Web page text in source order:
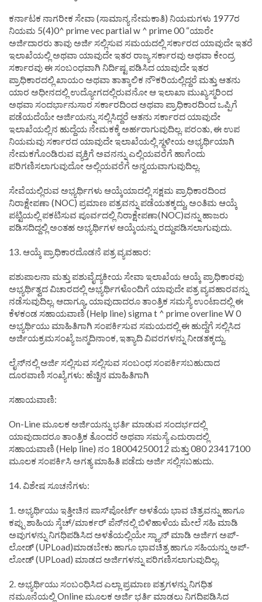
ಕರ್ನಾಟಕ ನಾಗರೀಕ ಸೇವಾ (ಸಾಮಾನ್ಯ ನೇಮಕಾತಿ) ನಿಯಮಗಳು 1977ರ
ನಿಯಮ 5(4)0^ prime vec partial w ^ prime 00 “ಯಾರೇ
ಅರ್ಜಿದಾರರು ತಾವು ಅರ್ಜಿ ಸಲ್ಲಿಸುವ ಸಮಯದಲ್ಲಿ ಸರ್ಕಾರದ ಯಾವುದೇ ಇತರೆ
ಇಲಾಖೆಯಲ್ಲಿ ಅಥವಾ ಯಾವುದೇ ಇತರ ರಾಜ್ಯ ಸರ್ಕಾರವು ಅಥವಾ ಕೇಂದ್ರ
ಸರ್ಕಾರವು ಈ ಸಂಬಂಧವಾಗಿ ನಿರ್ದಿಷ್ಟ ಪಡಿಸಿದ ಯಾವುದೇ ಇತರ
ಪ್ರಾಧಿಕಾರದಲ್ಲಿ ಖಾಯಂ ಅಥವಾ ತಾತ್ಕಾಲಿಕ ನೌಕರಿಯಲ್ಲಿದ್ದರೆ ಮತ್ತು ಆತನು
ಯಾರ ಅಧೀನದಲ್ಲಿ ಉದ್ಯೋಗದಲ್ಲಿರುವನೋ ಆ ಇಲಾಖಾ ಮುಖ್ಯಸ್ಮರಿಂದ
ಅಥವಾ ಸಂದರ್ಭಾನುಸಾರ ಸರ್ಕಾರದಿಂದ ಅಥವಾ ಪ್ರಾಧಿಕಾರದಿಂದ ಒಪ್ಪಿಗೆ
ಪಡೆಯದೆಯೇ ಅರ್ಜಿಯನ್ನು ಸಲ್ಲಿಸಿದ್ದರೆ ಆತನು ಸರ್ಕಾರದ ಯಾವುದೇ
ಇಲಾಖೆಯಲ್ಲಿನ ಹುದ್ದೆಯ ನೇಮಕಕ್ಕೆ ಅರ್ಹರಾಗುವುದಿಲ್ಲ. ಪರಂತು, ಈ ಉಪ
ನಿಯಮವು ಸರ್ಕಾರದ ಯಾವುದೇ ಇಲಾಖೆಯಲ್ಲಿ ಸ್ಥಳೀಯ ಅಭ್ಯರ್ಥಿಯಾಗಿ
ನೇಮಕಗೊಂಡಿರುವ ವ್ಯಕ್ತಿಗೆ ಅವನನ್ನು ಎಲ್ಲಿಯವರೆಗೆ ಹಾಗೆಂದು
ಪರಿಗಣಿಸಲಾಗುವುದೋ ಅಲ್ಲಿಯವರೆಗೆ ಅನ್ವಯವಾಗುವುದಿಲ್ಲ.
ಸೇವೆಯಲ್ಲಿರುವ ಅಭ್ಯರ್ಥಿಗಳು ಆಯ್ಕೆಯಾದಲ್ಲಿ ಸಕ್ಷಮ ಪ್ರಾಧಿಕಾರದಿಂದ
ನಿರಾಕ್ಷೇಪಣಾ (NOC) ಪ್ರಮಾಣ ಪತ್ರವನ್ನು ಪಡೆಯತಕ್ಕದ್ದು, ಅಂತಿಮ ಆಯ್ಕೆ
ಪಟ್ಟಿಯಲ್ಲಿ ಪಕಟಿಸುವ ಪೂರ್ವದಲ್ಲಿ ನಿರಾಕ್ಷೇಪಣಾ(NOC)ವನ್ನು ಹಾಜರು
ಪಡಿಸದಿದ್ದಲ್ಲಿ ಅಂತಹ ಅಭ್ಯರ್ಥಿಗಳ ಆಯ್ಕೆಯನ್ನು ರದ್ದುಪಡಿಸಲಾಗುವುದು.
13. ಆಯ್ಕೆ ಪ್ರಾಧಿಕಾರದೊಡನೆ ಪತ್ರ ವ್ಯವಹಾರ:
ಪಶುಪಾಲನಾ ಮತ್ತು ಪಶುವೈದ್ಯಕೀಯ ಸೇವಾ ಇಲಾಖೆಯ ಆಯ್ಕೆ ಪ್ರಾಧಿಕಾರವು
ಅಭ್ಯರ್ಥಿತ್ವದ ವಿಚಾರದಲ್ಲಿ ಅಭ್ಯರ್ಥಿಗಳೊಂದಿಗೆ ಯಾವುದೇ ಪತ್ರ ವ್ಯವಹಾರವನ್ನು
ನಡೆಸುವುದಿಲ್ಲ. ಆದಾಗ್ಯೂ, ಯಾವುದಾದರೂ ತಾಂತ್ರಿಕ ಸಮಸ್ಯೆ ಉಂಟಾದಲ್ಲಿ ಈ
ಕೆಳಕಂಡ ಸಹಾಯವಾಣಿ (Help line) sigma t ^ prime overline W 0
ಅಭ್ಯರ್ಥಿಯು ಮಾಹಿತಿಗಾಗಿ ಸಂಪರ್ಕಿಸುವ ಸಮಯದಲ್ಲಿ ಈ ಹುದ್ದೆಗೆ ಸಲ್ಲಿಸಿದ
ಅರ್ಜಿಯಕ್ರಮಸಂಖ್ಯೆ ಜನ್ಮದಿನಾಂಕ, ಇತ್ಯಾದಿ ವಿವರಗಳನ್ನು ನೀಡತಕ್ಕದ್ದು.
ಲೈನ್‌ನಲ್ಲಿ ಅರ್ಜಿ ಸಲ್ಲಿಸುವ ಸಲ್ಲಿಸುವ ಸಂಬಂಧ ಸಂಪರ್ಕಿಸಬಹುದಾದ
ದೂರವಾಣಿ ಸಂಖ್ಯೆಗಳು: ಹೆಚ್ಚಿನ ಮಾಹಿತಿಗಾಗಿ
ಸಹಾಯವಾಣಿ:
On-Line ಮೂಲಕ ಅರ್ಜಿಯನ್ನು ಭರ್ತಿ ಮಾಡುವ ಸಂದರ್ಭದಲ್ಲಿ
ಯಾವುದಾದರೂ ತಾಂತ್ರಿಕ ತೊಂದರೆ ಅಥವಾ ಸಮಸ್ಯೆ ಎದುರಾದಲ್ಲಿ
ಸಹಾಯವಾಣಿ (Help line) ನಂ 18004250012 ಮತ್ತು 080 23417100
ಮೂಲಕ ಸಂಪರ್ಕಿಸಿ ಅಗತ್ಯ ಮಾಹಿತಿ ಪಡೆದು ಅರ್ಜಿ ಸಲ್ಲಿಸಬಹುದು.
14. ವಿಶೇಷ ಸೂಚನೆಗಳು:
1. ಅಭ್ಯರ್ಥಿಯು ಇತ್ತೀಚಿನ ಪಾಸ್‌ಪೋರ್ಟ್ ಅಳತೆಯ ಭಾವ ಚಿತ್ರವನ್ನು ಹಾಗೂ
ಕಪ್ಪು ಶಾಹಿಯ ಸ್ಕೆಚ್/ಮಾರ್ಕರ್ ಪೆನ್‌ನಲ್ಲಿ ಬಿಳಿಹಾಳೆಯ ಮೇಲೆ ಸಹಿ ಮಾಡಿ
ಅವುಗಳನ್ನು ನಿಗಧಿಪಡಿಸಿದ ಅಳತೆಯಲ್ಲಿಯೇ ಸ್ಕ್ಯಾನ್ ಮಾಡಿ ಅರ್ಜಿಗ ಅಪ್-
ಲೋಡ್ (UPLoad)ಮಾಡಬೇಕು ಹಾಗೂ ಭಾವಚಿತ್ರ ಹಾಗೂ ಸಹಿಯನ್ನು ಅಪ್-
ಲೋಡ್ (UPLoad) ಮಾಡದ ಅರ್ಜಿಗಳನ್ನು ಪರಿಗಣಿಸಲಾಗುವುದಿಲ್ಲ.
2. ಅಭ್ಯರ್ಥಿಯು ಸಂಬಂಧಿಸಿದ ಎಲ್ಲಾ ಪ್ರಮಾಣ ಪತ್ರಗಳನ್ನು ನಿಗಧಿತ
ನಮೂನೆಯಲ್ಲಿ Online ಮೂಲಕ ಅರ್ಜಿ ಭರ್ತಿ ಮಾಡಲು ನಿಗದಿಪಡಿಸಿದ